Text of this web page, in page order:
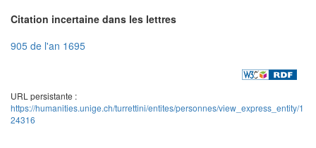
Citation incertaine dans les lettres
905 de l'an 1695
URL persistante :
https://humanities.unige.ch/turrettini/entites/personnes/view_express_entity/1
24316